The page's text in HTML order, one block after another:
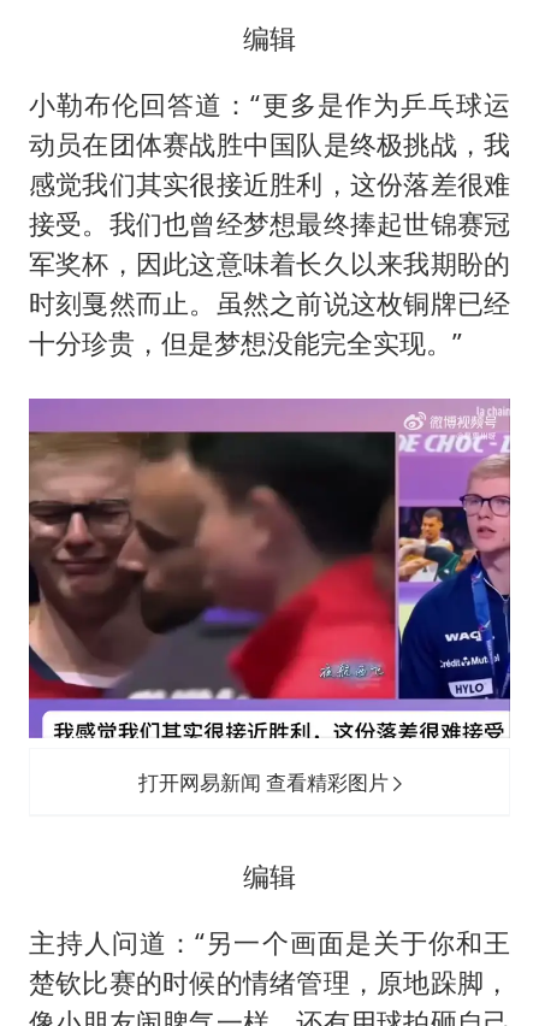
编辑
小勒布伦回答道：“更多是作为乒乓球运
动员在团体赛战胜中国队是终极挑战，我
感觉我们其实很接近胜利，这份落差很难
接受。我们也曾经梦想最终捧起世锦赛冠
军奖杯，因此这意味着长久以来我期盼的
时刻戛然而止。虽然之前说这枚铜牌已经
十分珍贵，但是梦想没能完全实现。”
打开网易新闻 查看精彩图片
编辑
主持人问道：“另一个画面是关于你和王
楚钦比赛的时候的情绪管理，原地跺脚，